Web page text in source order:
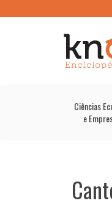
Ciências
e